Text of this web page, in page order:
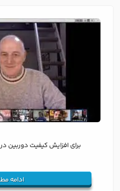
برای افزایش کیفیت دوربین
ادامه